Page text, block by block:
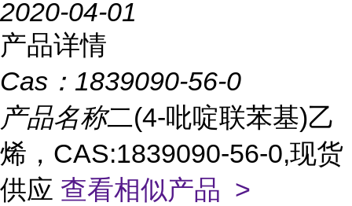
2020-04-01
产品详情
Cas： 1839090-56-0
产品名称二(4-吡啶联苯基)乙
烯，CAS:1839090-56-0,现货
供应 查看相似产品 >